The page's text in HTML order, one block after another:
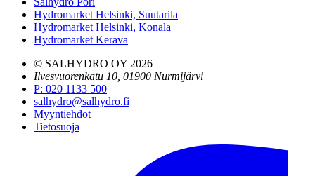
Hydromarket Helsinki, Suutarila
Hydromarket Helsinki, Konala
Hydromarket Kerava
© SALHYDRO OY 2026
Ilvesvuorenkatu 10, 01900 Nurmijärvi
P: 020 1133 500
salhydro@salhydro.fi
Myyntiehdot
Tietosuoja